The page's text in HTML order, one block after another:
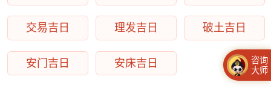
交易吉日 理发吉日 破土吉日
安门吉日 安床吉日
咨询
大师